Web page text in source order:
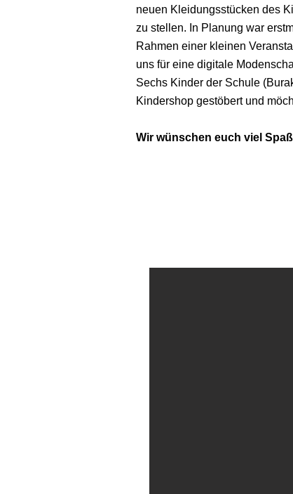
neuen Kleidungsstücken des
zu stellen. In Planung war
Rahmen einer kleinen
uns für eine digitale
Sechs Kinder der Schule
Kindershop gestöbert und
Wir wünschen euch viel